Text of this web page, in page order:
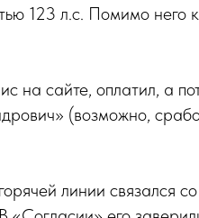
123 л.с. Помимо него
на сайте, оплатил, а
(возможно,
линии связался